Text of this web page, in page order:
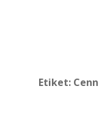
Etiket: